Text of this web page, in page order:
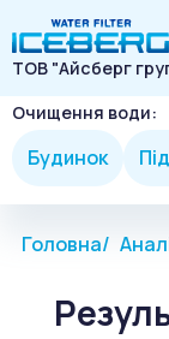
ТОВ "Айсберг
Очищення води:
Будинок
Головна